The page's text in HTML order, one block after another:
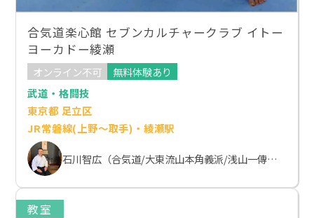
合気道楽心館 セブンカルチャークラブ イトー
ヨーカドー綾瀬
オンライン不可
無料体験あり
武道・格闘技
東京都 足立区
JR常磐線(上野～取手)・綾瀬駅
石川智広（合気道/大東流山本角義派/浅山一傳流体術）
教室